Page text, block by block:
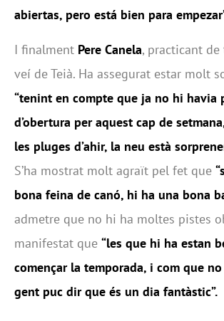
abiertas, pero está bien para
I finalment Pere Canela, practicant
veí de Teià. Ha assegurat estar molt
“tenint en compte que ja no hi havia
d’obertura per aquest cap de
les pluges d’ahir, la neu està
S’ha mostrat molt agraït pel fet que
bona feina de canó, hi ha una bona
admetre que no hi ha moltes pistes
manifestat que “les que hi ha estan
començar la temporada, i com que
gent puc dir que és un dia fantàstic”.